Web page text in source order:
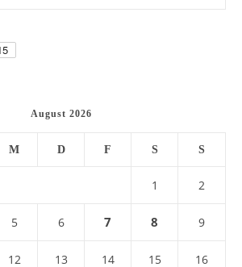
August 2026
M D F S S
1 2
5 6 7 8 9
12 13 14 15 16